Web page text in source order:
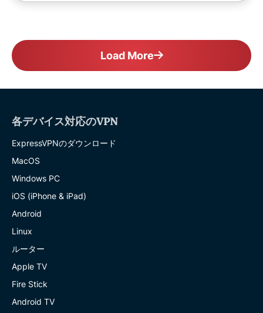
Load More
各デバイス対応のVPN
ExpressVPNのダウンロード
MacOS
Windows PC
iOS (iPhone & iPad)
Android
Linux
ルーター
Apple TV
Fire Stick
Android TV